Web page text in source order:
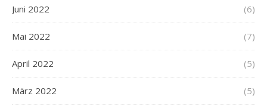
Juni 2022 (6)
Mai 2022 (7)
April 2022 (5)
März 2022 (5)